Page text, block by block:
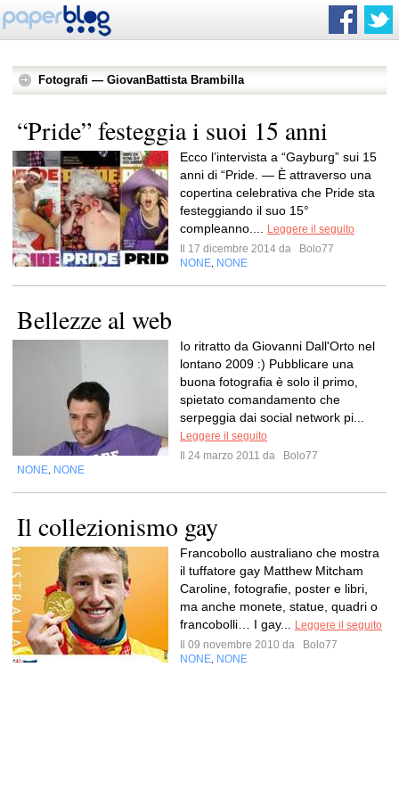
Fotografi — GiovanBattista Brambilla
“Pride” festeggia i suoi 15 anni
Ecco l’intervista a “Gayburg” sui 15
anni di “Pride. — È attraverso una
copertina celebrativa che Pride sta
festeggiando il suo 15°
compleanno....
Leggere il seguito
Il 17 dicembre 2014 da
Bolo77
NONE NONE
Bellezze al web
Io ritratto da Giovanni Dall'Orto nel
lontano 2009 :) Pubblicare una
buona fotografia è solo il primo,
spietato comandamento che
serpeggia dai social network pi...
Leggere il seguito
Il 24 marzo 2011 da
Bolo77
NONE NONE
Il collezionismo gay
Francobollo australiano che mostra
il tuffatore gay Matthew Mitcham
Caroline, fotografie, poster e libri,
ma anche monete, statue, quadri o
francobolli… I gay...
Leggere il seguito
Il 09 novembre 2010 da
Bolo77
NONE NONE